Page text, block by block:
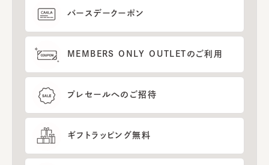
バースデークーポン
MEMBERS ONLY OUTLETのご利用
プレセールへのご招待
ギフトラッピング無料